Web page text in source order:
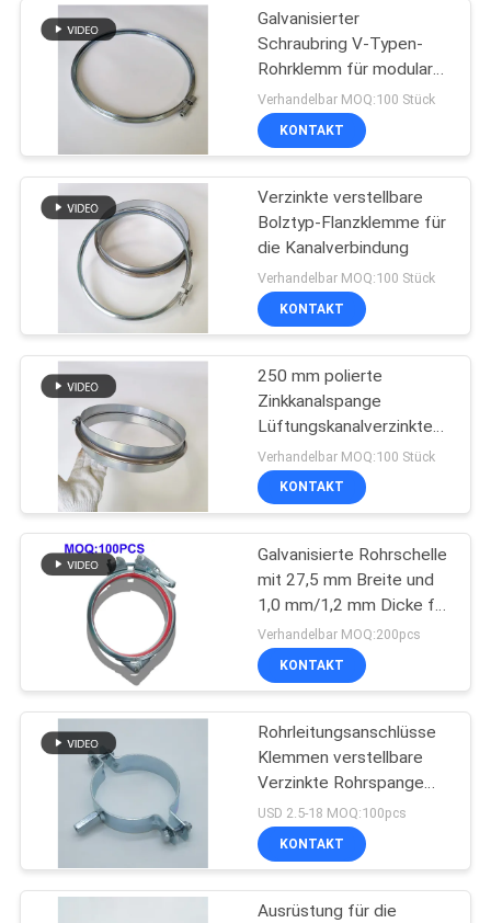
Staubabsaugungs-
Explosions-Tor
Rohr-Zonen-
Dämpfer
72
Metal Stanzteile
153
tiefe gezeichnete
Teile
Galvanisierter
Schraubring V-Typen-
Rohrklemm für modulare
Staubentnahme-Kanäle
Verhandelbar MOQ:100 Stück
KONTAKT
Verzinkte verstellbare
Bolztyp-Flanzklemme für
die Kanalverbindung
Verhandelbar MOQ:100 Stück
KONTAKT
250 mm polierte
Zinkkanalspange
Lüftungskanalverzinkte
Boltkanalschlauchspange
Verhandelbar MOQ:100 Stück
KONTAKT
Galvanisierte Rohrschelle
mit 27,5 mm Breite und
1,0 mm/1,2 mm Dicke für
Bördelrohre
Verhandelbar MOQ:200pcs
KONTAKT
Rohrleitungsanschlüsse
Klemmen verstellbare
Verzinkte Rohrspange
Hängeschraube mit M8
Mutter
USD 2.5-18 MOQ:100pcs
KONTAKT
Ausrüstung für die